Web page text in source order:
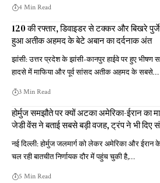
4 Min Read
120 की रफ्तार, डिवाइडर से टक्कर और बिखरे
हुआ अतीक अहमद के बेटे अबान का दर्दनाक अंत
झांसी: उत्तर प्रदेश के झांसी-कानपुर हाईवे पर हुए भीषण
हादसे में माफिया और पूर्व सांसद अतीक अहमद के सबसे…
3 Min Read
होर्मुज समझौते पर क्यों अटका अमेरिका-ईरान का
जेडी वेंस ने बताई सबसे बड़ी वजह, ट्रंप ने भी दिए
नई दिल्ली: होर्मुज जलमार्ग को लेकर अमेरिका और ईरान
चल रही बातचीत निर्णायक दौर में पहुंच चुकी है,…
5 Min Read